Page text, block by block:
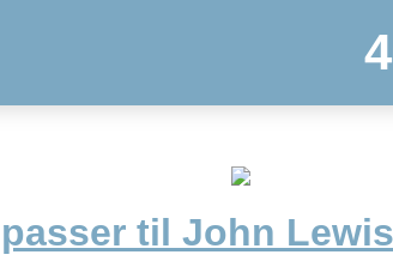
passer til John Lewis